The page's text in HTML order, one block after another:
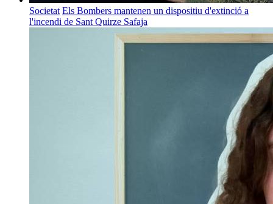
Societat Els Bombers mantenen un dispositiu d'extinció a
l'incendi de Sant Quirze Safaja